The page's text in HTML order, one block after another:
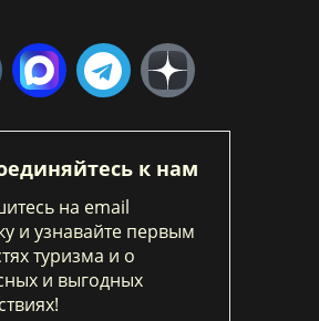
к нам
на email
и узнавайте первым
туризма и о
и выгодных